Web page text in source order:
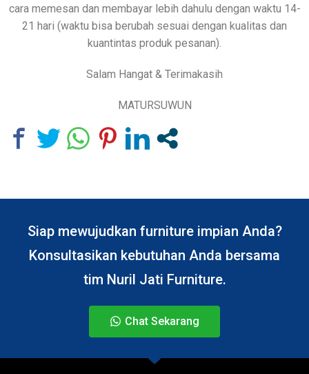
cara memesan dan membayar lebih dahulu dengan waktu 14-
21 hari (waktu bisa berubah sesuai dengan kualitas dan
kuantintas produk pesanan).
Salam Hangat & Terimakasih
MATURSUWUN
Siap mewujudkan furniture impian Anda?
Konsultasikan kebutuhan Anda bersama
tim Nuril Jati Furniture.
Chat Sekarang